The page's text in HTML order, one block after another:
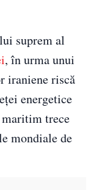
suprem al
, în urma unui
iraniene riscă
energetice
trece
mondiale de